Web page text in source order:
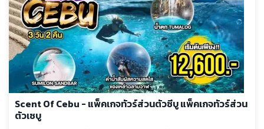
Scent Of Cebu - แพ็คเกจทัวร์ส่วนตัวซีบู แพ็คเกจทัวร์ส่วน
ตัวเซบู